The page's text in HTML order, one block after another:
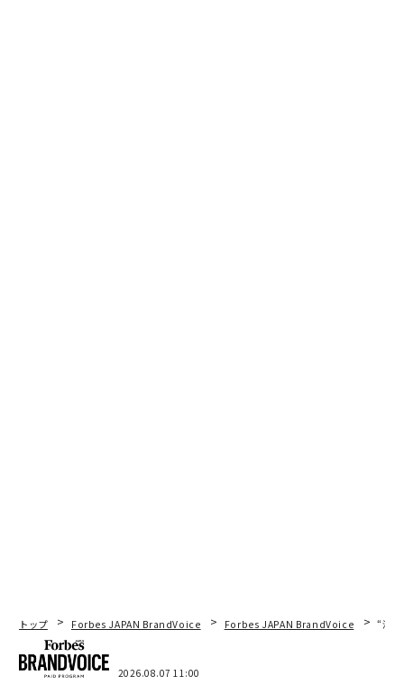
トップ Forbes JAPAN BrandVoice Forbes JAPAN BrandVoice “泊
2026.08.07 11:00